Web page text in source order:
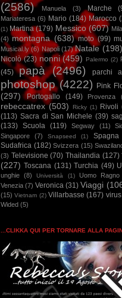
(2586)
Manuela (3) Marche
Mariateresa (6) Mario (184) Marocco
(1) Martina (179) Messico (607)
(4) montagna (638) moto (99)
Musical.ly (6) Napoli (17) Natale (198)
Nicolò (23) nonni (459) Palermo (2)
(45)
papà (2496) parchi
photoshop (4222) Pink
(297)
Portogallo (149) Provenza
rebeccatrex (503) Ricky (1) Rivoli
(113) Sacra di San Michele (39)
(133) Scuola (119) Segway (11)
Singapore (7) Snapseed (1) Spagna
Sudafrica (182) Svizzera (15)
(3) Televisione (70) Thailandia (127)
(227) Toscana (131) Turchia (49)
unghie (8) Università (1) Uomo Ragno
Venezia (7) Veronica (31) Viaggi
(15) Vietnam (2) Villarbasse (167) virus
Wided (5)
...CLIKKA QUI PER TORNARE ALLA